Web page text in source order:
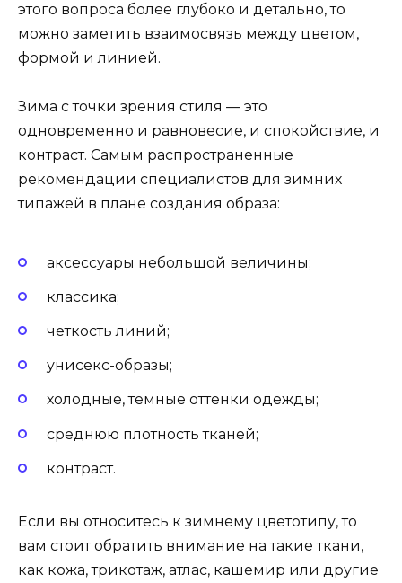
этого вопроса более глубоко и детально, то
можно заметить взаимосвязь между цветом,
формой и линией.
Зима с точки зрения стиля — это
одновременно и равновесие, и спокойствие, и
контраст. Самым распространенные
рекомендации специалистов для зимних
типажей в плане создания образа:
аксессуары небольшой величины;
классика;
четкость линий;
унисекс-образы;
холодные, темные оттенки одежды;
среднюю плотность тканей;
контраст.
Если вы относитесь к зимнему цветотипу, то
вам стоит обратить внимание на такие ткани,
как кожа, трикотаж, атлас, кашемир или другие